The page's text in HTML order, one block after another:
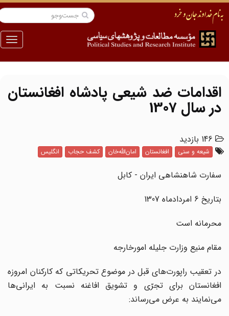
منو
اقدامات ضد شیعی پادشاه افغانستان
در سال 1307
146 بازدید
شیعه و سنی افغانستان امان‌الله‌خان کشف حجاب انگلیس
سفارت شاهنشاهی ایران - کابل
بتاریخ 6 امردادماه 1307
محرمانه است
مقام منیع وزارت جلیله امورخارجه
در تعقیب راپورت‌های قبل در موضوع تحریکاتی که کارکنان امروزه
افغانستان برای تجرّی و تشویق افاغنه نسبت به ایرانی‌ها
می‌نمایند به عرض می‌رساند: